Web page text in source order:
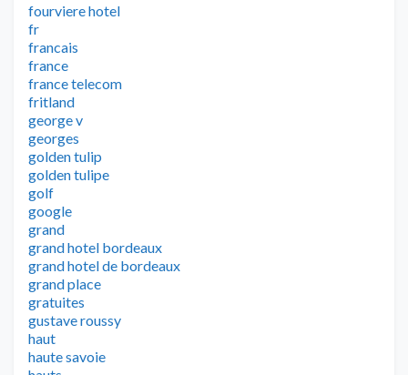
fourviere hotel
fr
francais
france
france telecom
fritland
george v
georges
golden tulip
golden tulipe
golf
google
grand
grand hotel bordeaux
grand hotel de bordeaux
grand place
gratuites
gustave roussy
haut
haute savoie